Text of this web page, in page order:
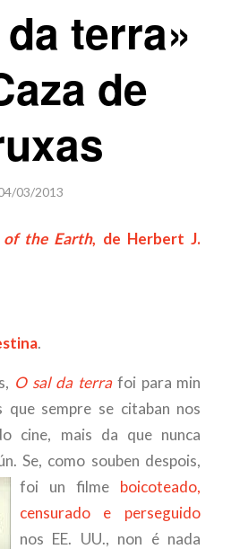
terra»
de
03/2013
of the Earth, de Herbert J.
.
O sal da terrafoi para min
que sempre se citaban nos
cine, mais da que nunca
Se, como souben despois,
foi un filme boicoteado,
censurado e perseguido
nos EE. UU., non é nada